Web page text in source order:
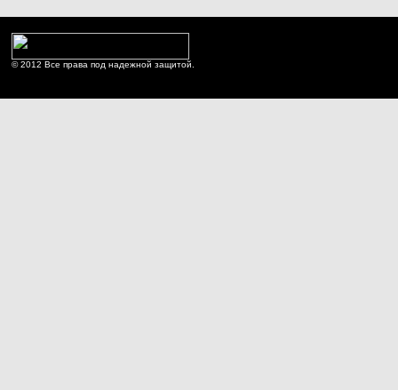
© 2012 Все права под надежной защитой.